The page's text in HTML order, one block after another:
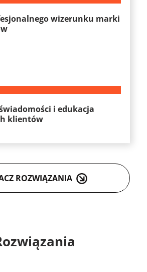
wizerunku marki
i edukacja
klientów
ROZWIĄZANIA